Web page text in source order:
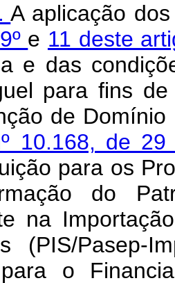
A aplicação
9º e 11 deste
e das
para fins
de
10.168, de
para os
do
na
(PIS/Pasep-
o